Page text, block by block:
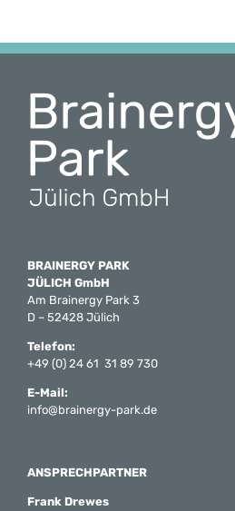
BRAINERGY PARK
JÜLICH GmbH
Am Brainergy Park 3
D – 52428 Jülich
Telefon:
+49 (0) 24 61 31 89 730
E-Mail:
info@brainergy-park.de
ANSPRECHPARTNER
Frank Drewes